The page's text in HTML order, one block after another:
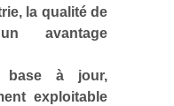
la qualité de
avantage
base à jour,
exploitable